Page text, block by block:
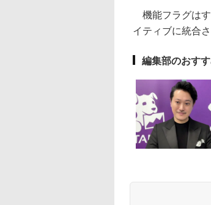
機能フラグはす
イティブに統合さ
編集部のおす